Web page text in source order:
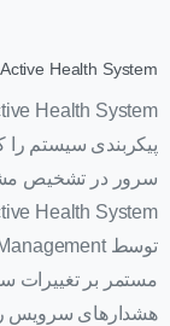
Health System
پیکربندی سیستم را
سرور در تشخیص
مستمر بر تغییرات
هشدارهای سرویس